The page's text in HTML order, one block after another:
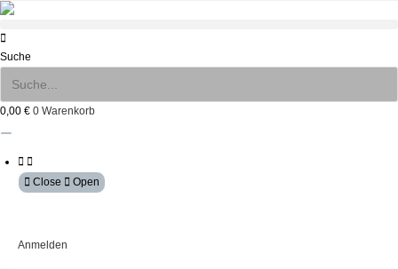
Zum
Inhalt
springen
Suche
0,00 € 0 Warenkorb
Close Open
Anmelden